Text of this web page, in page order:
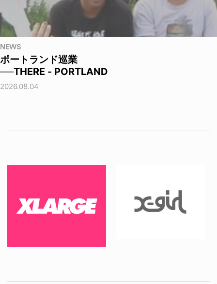
NEWS
ポートランド巡業
──THERE - PORTLAND
2026.08.04